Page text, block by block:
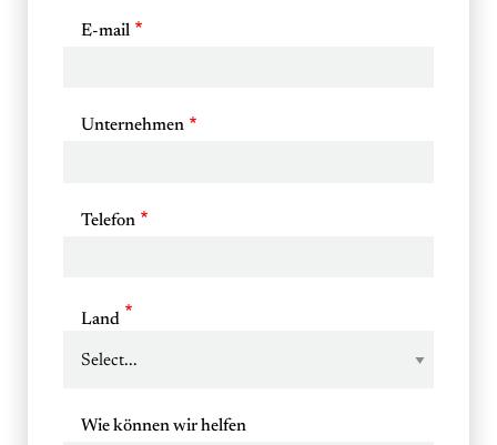
E-mail
Unternehmen
Telefon
Land
Wie können wir helfen